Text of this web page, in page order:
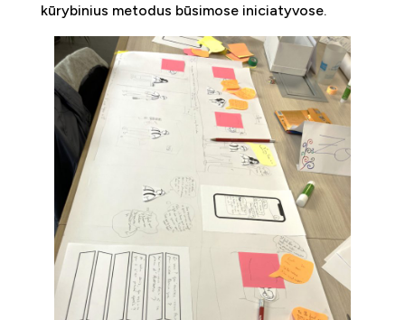
kūrybinius metodus būsimose iniciatyvose.